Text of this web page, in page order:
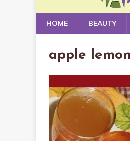
HOME BEAUTY
apple